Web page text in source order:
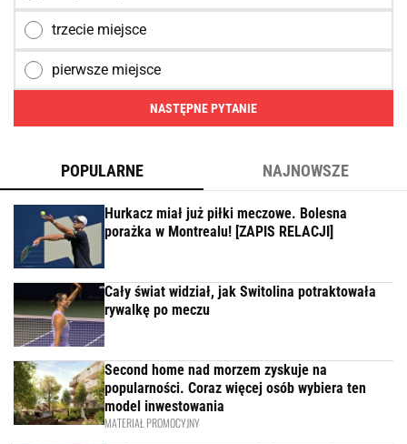
trzecie miejsce
pierwsze miejsce
NASTĘPNE PYTANIE
POPULARNE NAJNOWSZE
Hurkacz miał już piłki meczowe. Bolesna
porażka w Montrealu! [ZAPIS RELACJI]
Cały świat widział, jak Switolina potraktowała
rywalkę po meczu
Second home nad morzem zyskuje na
popularności. Coraz więcej osób wybiera ten
model inwestowania
MATERIAŁ PROMOCYJNY